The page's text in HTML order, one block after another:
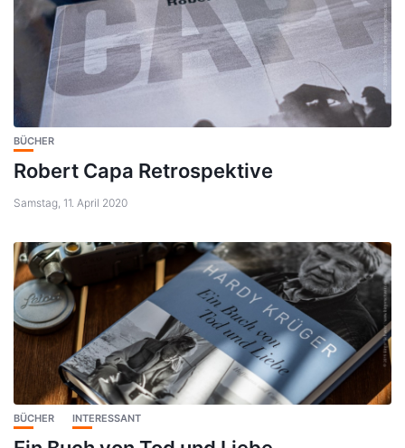
BÜCHER
Robert Capa Retrospektive
Samstag, 11. April 2020
BÜCHER INTERESSANT